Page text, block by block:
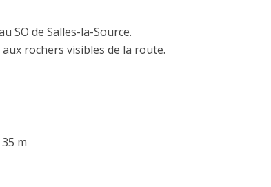
SO de Salles-la-Source.
rochers visibles de la route.
m